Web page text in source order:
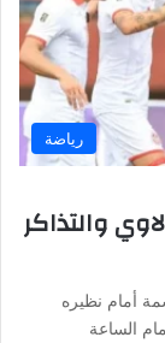
رياضة
والتذاكر
أمام نظيره
24 مارس 2025، في تمام الساعة